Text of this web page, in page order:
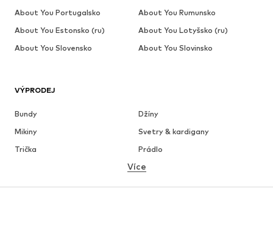
VÝPRODEJ
Bundy
Džíny
Mikiny
Svetry & kardigany
Trička
Prádlo
Košile
Více
About You Portugalsko
About You Rumunsko
About You Estonsko (ru)
About You Lotyšsko (ru)
About You Slovensko
About You Slovinsko